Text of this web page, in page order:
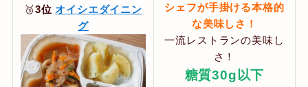
🥉3位 オイシエダイニン
グ
シェフが手掛ける本格的
な美味しさ！
一流レストランの美味し
さ！
糖質30g以下